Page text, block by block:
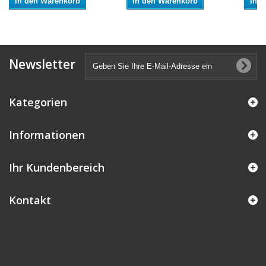
Newsletter
Kategorien
Informationen
Ihr Kundenbereich
Kontakt